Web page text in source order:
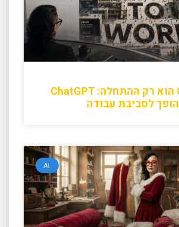
GPT-5.6 הוא רק ההתחלה: ChatGPT
הופך לסביבת עבודה
AI